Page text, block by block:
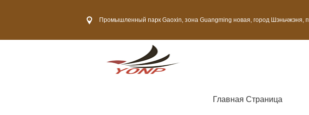
Промышленный парк Gaoxin, зона Guangming новая, город Шэньчжэня, провинция Гуандун, Китай
Главная Страница